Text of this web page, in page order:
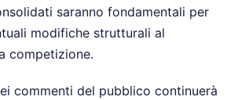
saranno fondamentali per
modifiche strutturali al
competizione.
commenti del pubblico continuerà